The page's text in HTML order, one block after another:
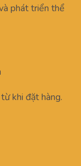
phát triển thể
khi đặt hàng.